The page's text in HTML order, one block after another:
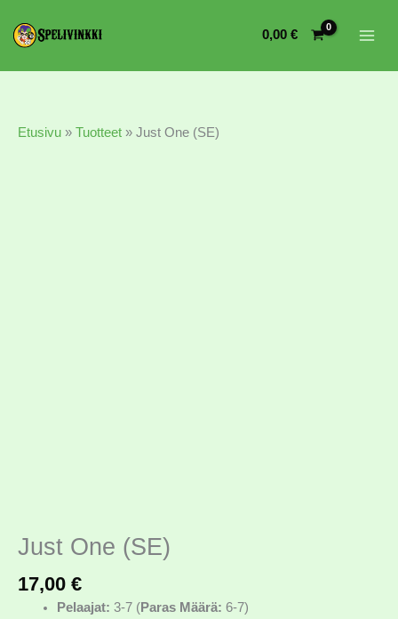
0,00 €
Etusivu » Tuotteet » Just One (SE)
Just One (SE)
17,00 €
Pelaajat: 3-7 (Paras Määrä: 6-7)